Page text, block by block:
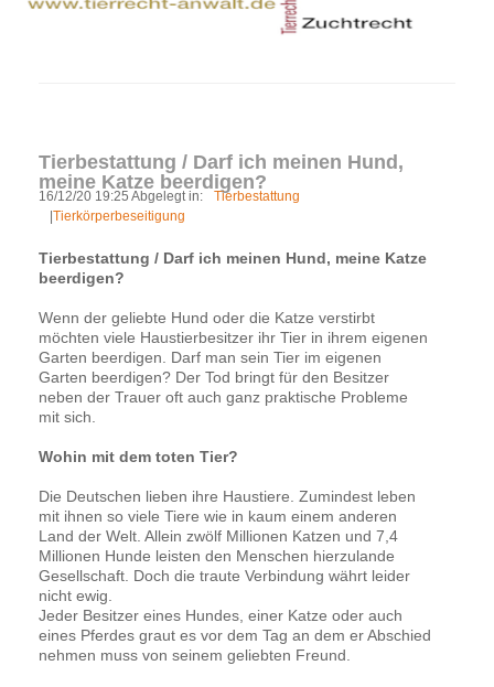
Tierbestattung / Darf ich meinen Hund,
meine Katze beerdigen?
16/12/20 19:25 Abgelegt in:
Tierbestattung
|Tierkörperbeseitigung
Tierbestattung / Darf ich meinen Hund, meine Katze
beerdigen?
Wenn der geliebte Hund oder die Katze verstirbt
möchten viele Haustierbesitzer ihr Tier in ihrem eigenen
Garten beerdigen. Darf man sein Tier im eigenen
Garten beerdigen? Der Tod bringt für den Besitzer
neben der Trauer oft auch ganz praktische Probleme
mit sich.
Wohin mit dem toten Tier?
Die Deutschen lieben ihre Haustiere. Zumindest leben
mit ihnen so viele Tiere wie in kaum einem anderen
Land der Welt. Allein zwölf Millionen Katzen und 7,4
Millionen Hunde leisten den Menschen hierzulande
Gesellschaft. Doch die traute Verbindung währt leider
nicht ewig.
Jeder Besitzer eines Hundes, einer Katze oder auch
eines Pferdes graut es vor dem Tag an dem er Abschied
nehmen muss von seinem geliebten Freund.